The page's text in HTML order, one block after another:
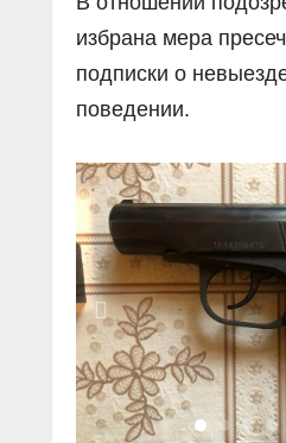
избрана мера
подписки о
поведении.